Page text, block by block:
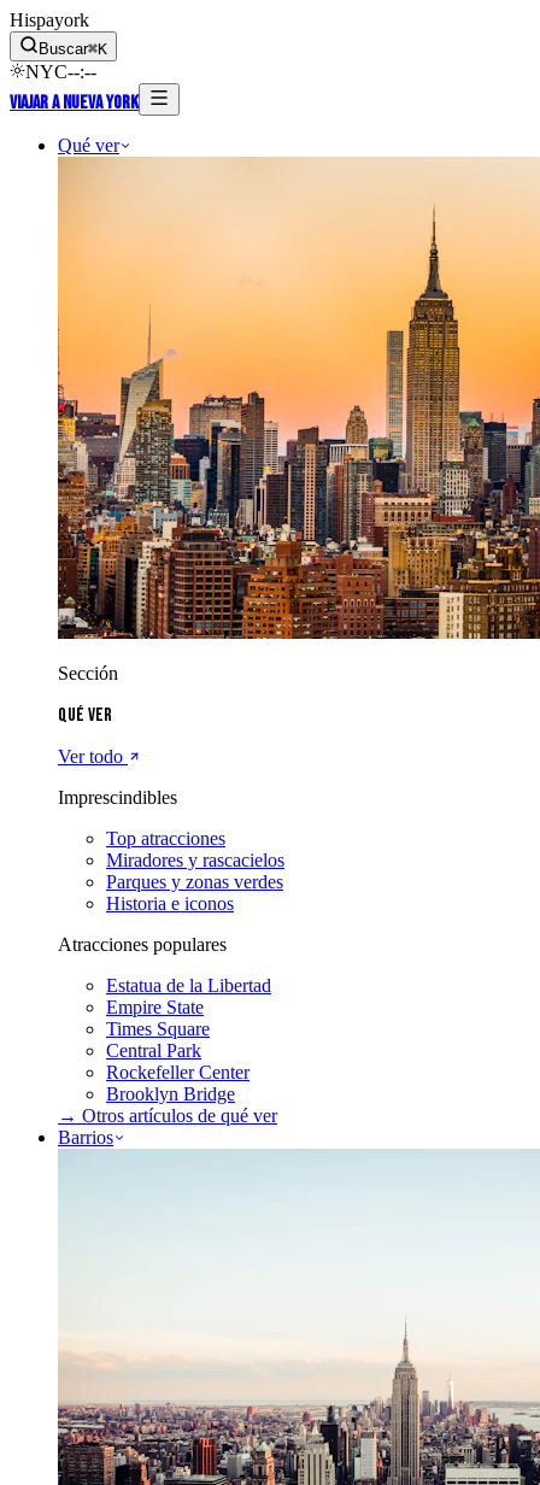
Hispayork
Buscar⌘K
NYC--:--
Viajar a Nueva York
Qué ver
Sección
Qué ver
Ver todo
Imprescindibles
Top atracciones
Miradores y rascacielos
Parques y zonas verdes
Historia e iconos
Atracciones populares
Estatua de la Libertad
Empire State
Times Square
Central Park
Rockefeller Center
Brooklyn Bridge
→ Otros artículos de qué ver
Barrios